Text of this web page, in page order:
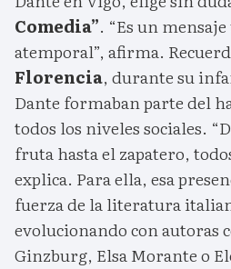
Comedia”. “Es un
atemporal”, afirma.
Florencia, durante su
Dante formaban parte del
todos los niveles sociales.
fruta hasta el zapatero,
explica. Para ella, esa
fuerza de la literatura
evolucionando con autoras
Ginzburg, Elsa Morante o